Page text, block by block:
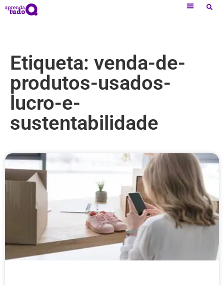
Etiqueta: venda-de-
produtos-usados-
lucro-e-
sustentabilidade